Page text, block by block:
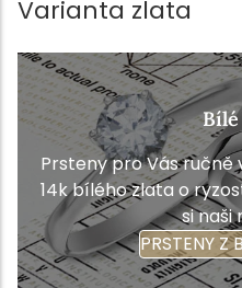
Varianta zlata
Prsteny pro Vás
14k bílého zlata o
si naši
PRSTENY Z